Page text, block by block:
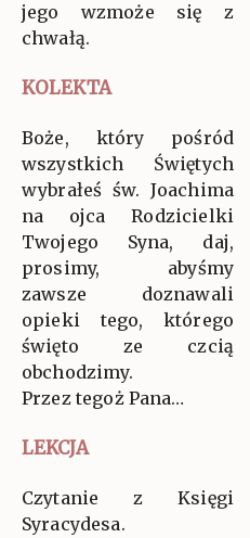
jego wzmoże się z
chwałą.
KOLEKTA
Boże, który pośród
wszystkich Świętych
wybrałeś św. Joachima
na ojca Rodzicielki
Twojego Syna, daj,
prosimy, abyśmy
zawsze doznawali
opieki tego, którego
święto ze czcią
obchodzimy.
Przez tegoż Pana…
LEKCJA
Czytanie z Księgi
Syracydesa.